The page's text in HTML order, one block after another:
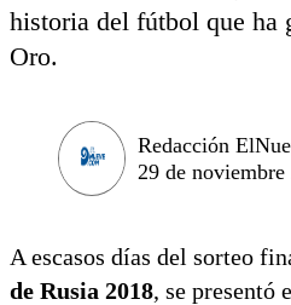
historia del fútbol que ha
Oro.
Redacción
29 de noviembre
A escasos días del sorteo
de Rusia 2018, se presentó